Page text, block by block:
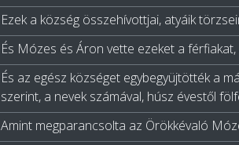
Ezek a község összehívottjai, atyáik
És Mózes és Áron vette ezeket a
És az egész községet egybegyüjtötték a
szerint, a nevek számával, húsz évestől
Amint megparancsolta az Örökkévaló